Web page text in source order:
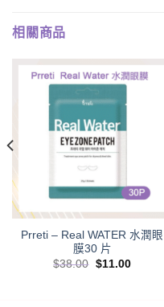
相關商品
Prreti – Real WATER 水潤眼
膜30 片
$38.00 Original
$11.00Current